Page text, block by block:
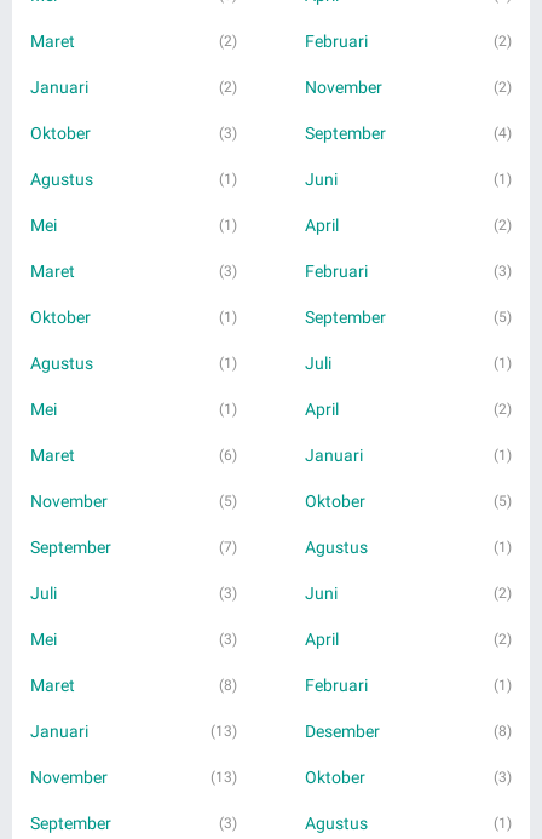
Maret (2) Februari (2)
Januari (2) November (2)
Oktober (3) September (4)
Agustus (1) Juni (1)
Mei (1) April (2)
Maret (3) Februari (3)
Oktober (1) September (5)
Agustus (1) Juli (1)
Mei (1) April (2)
Maret (6) Januari (1)
November (5) Oktober (5)
September (7) Agustus (1)
Juli (3) Juni (2)
Mei (3) April (2)
Maret (8) Februari (1)
Januari (13) Desember (8)
November (13) Oktober (3)
September (3) Agustus (1)